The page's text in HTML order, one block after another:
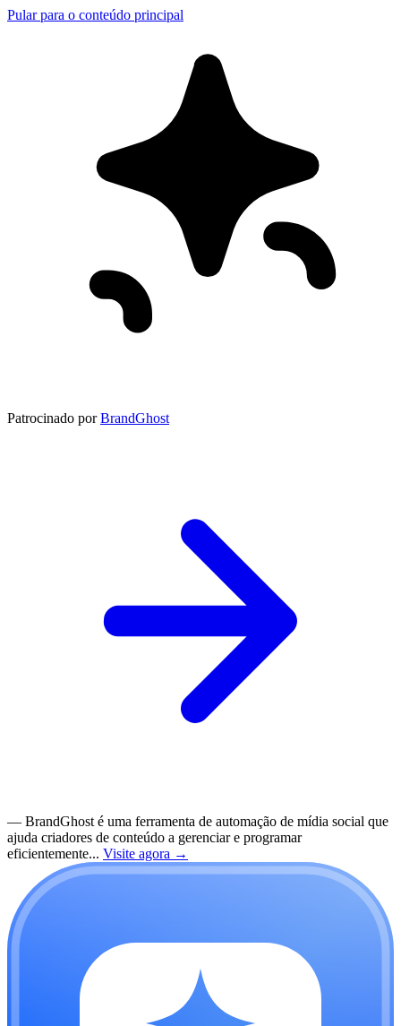
Pular para o conteúdo principal
Patrocinado por BrandGhost
— BrandGhost é uma ferramenta de automação de mídia social que
ajuda criadores de conteúdo a gerenciar e programar
eficientemente... Visite agora →